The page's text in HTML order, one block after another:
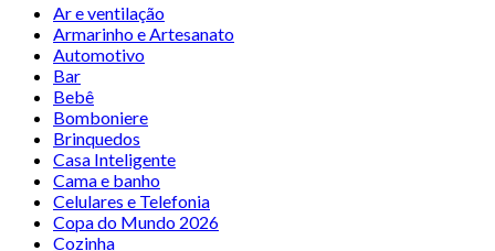
Ar e ventilação
Armarinho e Artesanato
Automotivo
Bar
Bebê
Bomboniere
Brinquedos
Casa Inteligente
Cama e banho
Celulares e Telefonia
Copa do Mundo 2026
Cozinha